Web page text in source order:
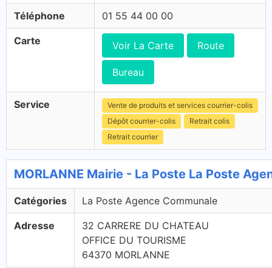
Téléphone 01 55 44 00 00
Carte Voir La Carte Route
Bureau
Service
Vente de produits et services courrier-colis
Dépôt courrier-colis
Retrait colis
Retrait courrier
MORLANNE Mairie - La Poste La Poste
Catégories La Poste Agence Communale
Adresse
32 CARRERE DU CHATEAU
OFFICE DU TOURISME
64370 MORLANNE